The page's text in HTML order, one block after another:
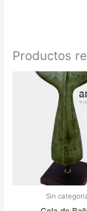
Productos
Sin